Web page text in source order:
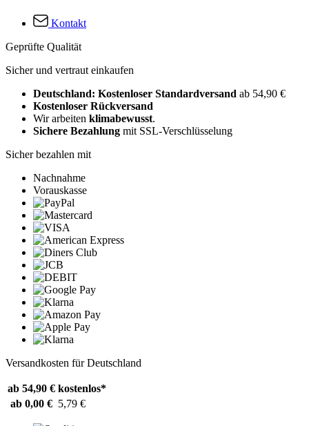
Kontakt
Geprüfte Qualität
Sicher und vertraut einkaufen
Deutschland: Kostenloser Standardversand ab 54,90 €
Kostenloser Rückversand
Wir arbeiten klimabewusst.
Sichere Bezahlung mit SSL-Verschlüsselung
Sicher bezahlen mit
Nachnahme
Vorauskasse
Versandkosten für Deutschland
ab 54,90 € kostenlos*
ab 0,00 € 5,79 €